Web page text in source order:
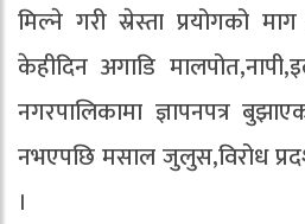
मिल्ने गरी स्रेस्ता प्रयोगको
केहीदिन अगाडि
नगरपालिकामा ज्ञापनपत्र
नभएपछि मसाल जुलुस,विरोध
।